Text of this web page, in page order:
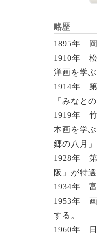
略歴
1895年 岡
1910年 松
洋画を学ぶ
1914年 第
「みなと
1919年 竹
本画を学
郷の八月」
1928年 第
阪」が特選
1934年 富
1953年 画
する。
1960年 日